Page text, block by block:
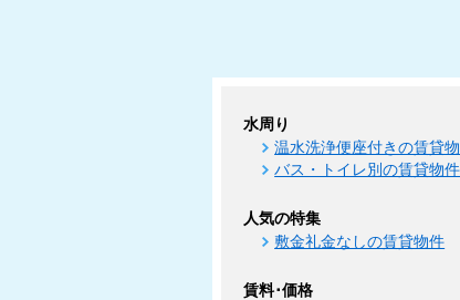
水周り
温水洗浄便座付きの賃貸
バス・トイレ別の賃貸物件
人気の特集
敷金礼金なしの賃貸物件
賃料･価格